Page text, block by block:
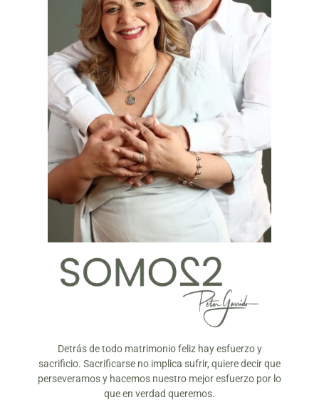
Detrás de todo matrimonio feliz hay esfuerzo y
sacrificio. Sacrificarse no implica sufrir, quiere decir que
perseveramos y hacemos nuestro mejor esfuerzo por lo
que en verdad queremos.